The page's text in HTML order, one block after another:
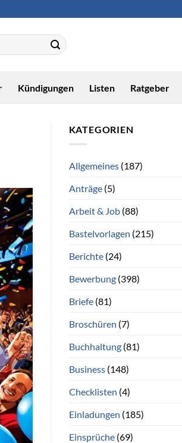
Kündigungen Listen Ratgeber
KATEGORIEN
Allgemeines(187)
Anträge(5)
Arbeit & Job(88)
Bastelvorlagen (215)
Berichte(24)
Bewerbung(398)
Briefe(81)
Broschüren (7)
Buchhaltung(81)
Business(148)
Checklisten (4)
Einladungen (185)
Einsprüche(69)